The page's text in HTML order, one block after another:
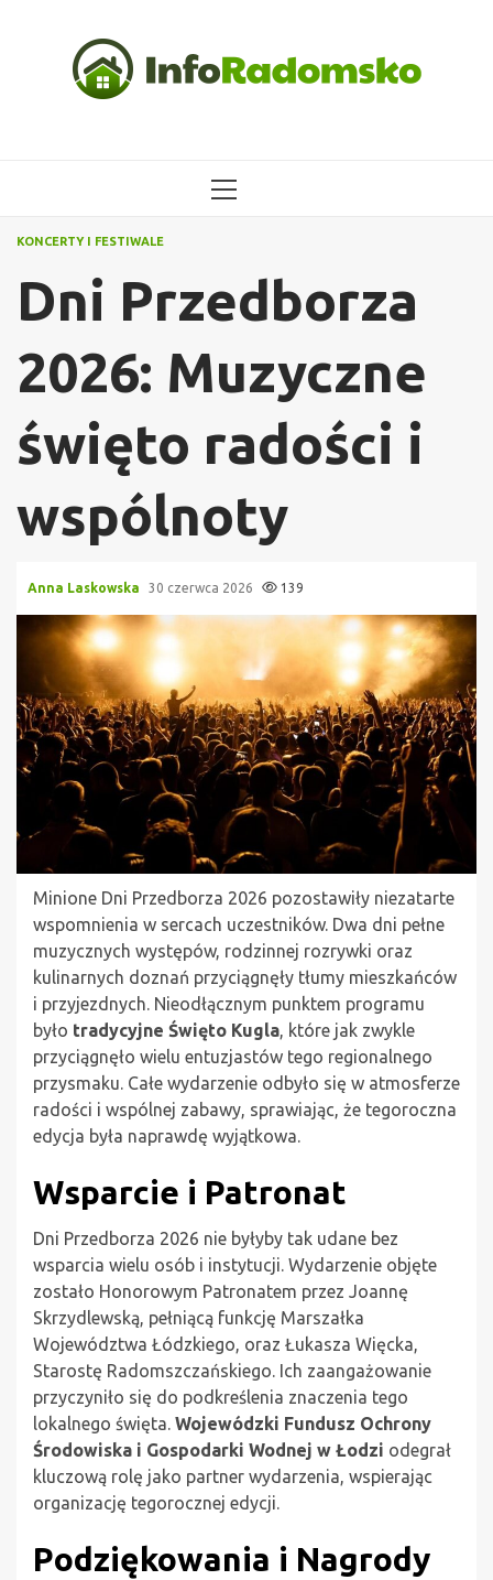
MENU
KONCERTY I FESTIWALE
Dni Przedborza
2026: Muzyczne
święto radości i
wspólnoty
Anna Laskowska 30 czerwca 2026 139
Minione Dni Przedborza 2026 pozostawiły niezatarte
wspomnienia w sercach uczestników. Dwa dni pełne
muzycznych występów, rodzinnej rozrywki oraz
kulinarnych doznań przyciągnęły tłumy mieszkańców
i przyjezdnych. Nieodłącznym punktem programu
było tradycyjne Święto Kugla, które jak zwykle
przyciągnęło wielu entuzjastów tego regionalnego
przysmaku. Całe wydarzenie odbyło się w atmosferze
radości i wspólnej zabawy, sprawiając, że tegoroczna
edycja była naprawdę wyjątkowa.
Wsparcie i Patronat
Dni Przedborza 2026 nie byłyby tak udane bez
wsparcia wielu osób i instytucji. Wydarzenie objęte
zostało Honorowym Patronatem przez Joannę
Skrzydlewską, pełniącą funkcję Marszałka
Województwa Łódzkiego, oraz Łukasza Więcka,
Starostę Radomszczańskiego. Ich zaangażowanie
przyczyniło się do podkreślenia znaczenia tego
lokalnego święta. Wojewódzki Fundusz Ochrony
Środowiska i Gospodarki Wodnej w Łodzi odegrał
kluczową rolę jako partner wydarzenia, wspierając
organizację tegorocznej edycji.
Podziękowania i Nagrody